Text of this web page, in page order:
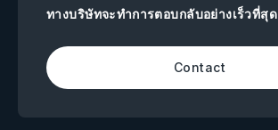
ทางบริษัทจะทำการตอบกลับอย่างเร็วที่สุด
Contact